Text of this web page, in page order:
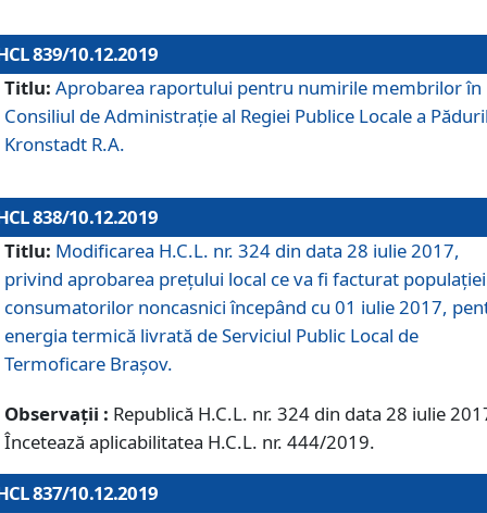
839/10.12.2019
Titlu: Aprobarea raportului pentru numirile membrilor în
Consiliul de Administraţie al Regiei Publice Locale a
Kronstadt R.A.
838/10.12.2019
Titlu: Modificarea H.C.L. nr. 324 din data 28 iulie 2017,
privind aprobarea preţului local ce va fi facturat
consumatorilor noncasnici începând cu 01 iulie 2017,
energia termică livrată de Serviciul Public Local de
Termoficare Braşov.
Observații : Republică H.C.L. nr. 324 din data 28 iulie
Încetează aplicabilitatea H.C.L. nr. 444/2019.
837/10.12.2019